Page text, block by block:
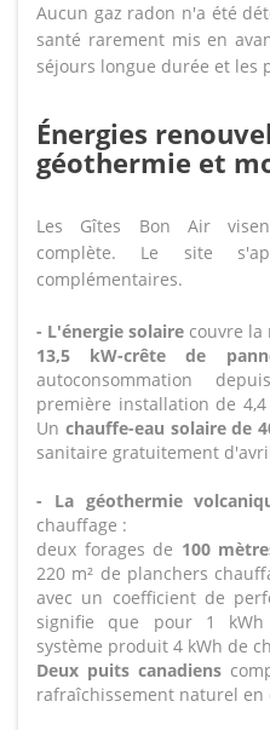
Aucun gaz radon n'a été
santé rarement mis en
séjours longue durée et les
Énergies
géothermie et
Les Gîtes Bon Air
complète. Le site
complémentaires.
- L'énergie solaire couvre la
13,5 kW-crête de
autoconsommation
première installation de
Un chauffe-eau solaire de
sanitaire gratuitement
- La géothermie
chauffage :
deux forages de 100
220 m² de planchers
avec un coefficient de
signifie que pour 1 kWh
système produit 4 kWh de
Deux puits canadiens
rafraîchissement naturel en